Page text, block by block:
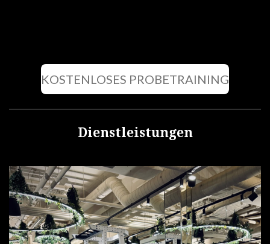
KOSTENLOSES PROBETRAINING
Dienstleistungen